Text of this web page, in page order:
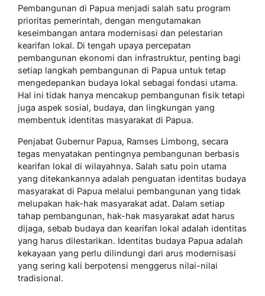
Pembangunan di Papua menjadi salah satu program
prioritas pemerintah, dengan mengutamakan
keseimbangan antara modernisasi dan pelestarian
kearifan lokal. Di tengah upaya percepatan
pembangunan ekonomi dan infrastruktur, penting bagi
setiap langkah pembangunan di Papua untuk tetap
mengedepankan budaya lokal sebagai fondasi utama.
Hal ini tidak hanya mencakup pembangunan fisik tetapi
juga aspek sosial, budaya, dan lingkungan yang
membentuk identitas masyarakat di Papua.
Penjabat Gubernur Papua, Ramses Limbong, secara
tegas menyatakan pentingnya pembangunan berbasis
kearifan lokal di wilayahnya. Salah satu poin utama
yang ditekankannya adalah penguatan identitas budaya
masyarakat di Papua melalui pembangunan yang tidak
melupakan hak-hak masyarakat adat. Dalam setiap
tahap pembangunan, hak-hak masyarakat adat harus
dijaga, sebab budaya dan kearifan lokal adalah identitas
yang harus dilestarikan. Identitas budaya Papua adalah
kekayaan yang perlu dilindungi dari arus modernisasi
yang sering kali berpotensi menggerus nilai-nilai
tradisional.